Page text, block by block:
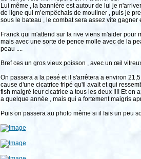
Lui même , la bannière est autour de lui je
de ligne qui m’empêchais de mouliner , puis je
sous le bateau , le combat sera assez vite
Franck qui m'attend sur la rive viens m'aider pour
mais avec une sorte de pence molle avec de la
peau ....
Bref ces un gros vieux poisson , avec un œil
On passera a la pesé et il s'arrêtera a environ
cause d'une cicatrice fripé qu'il avait et qui
fish malgré leur cicatrice a tous les deux !!!! Et en
a quelque année , mais qui a fortement maigris
Puis on passera au photo même si il fais un peu